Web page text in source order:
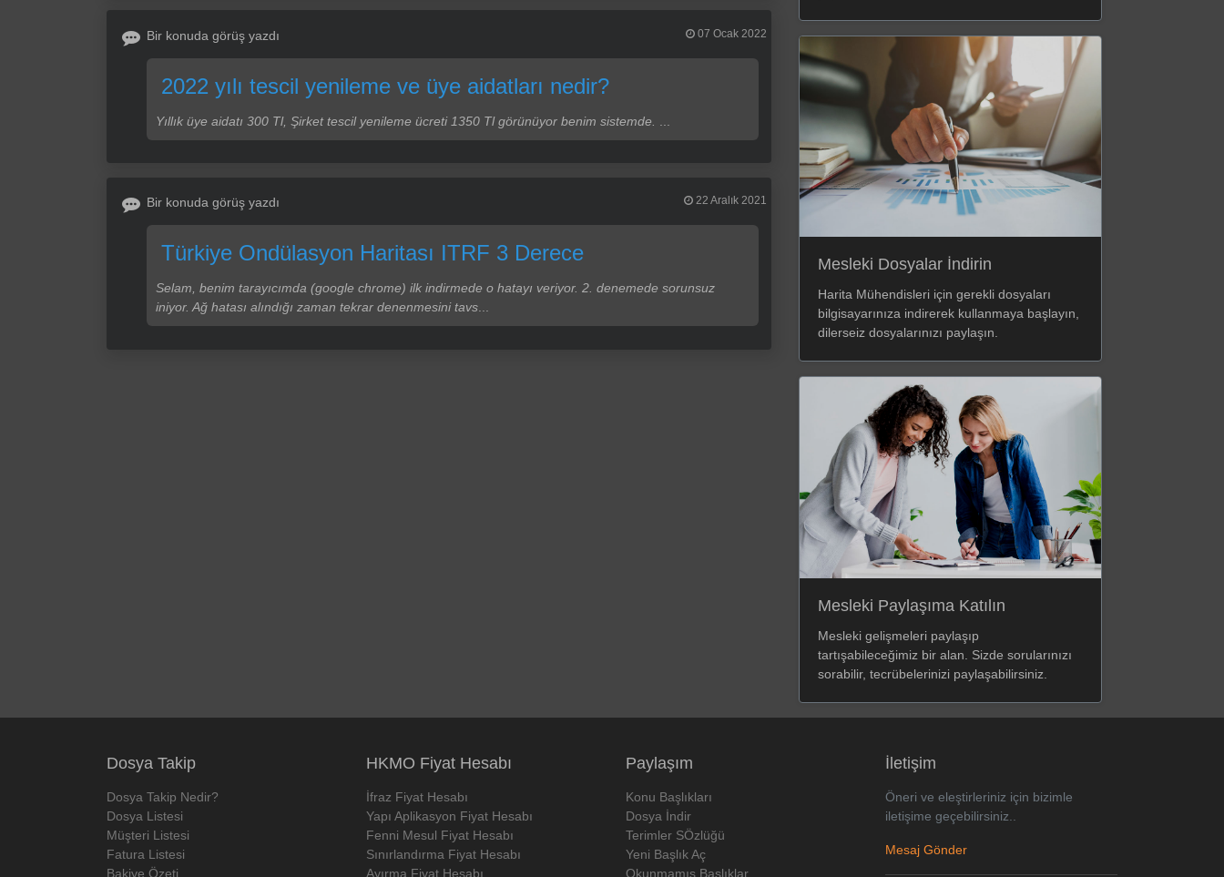
07 Ocak 2022
Bir konuda görüş yazdı
2022 yılı tescil yenileme ve üye aidatları nedir?
Yıllık üye aidatı 300 Tl, Şirket tescil yenileme ücreti 1350 Tl görünüyor benim sistemde.
22 Aralık 2021
Bir konuda görüş yazdı
Türkiye Ondülasyon Haritası ITRF 3 Derece
Selam, benim tarayıcımda (google chrome) ilk indirmede o hatayı veriyor. 2. denemede sorunsuz
iniyor. Ağ hatası alındığı zaman tekrar denenmesini tavs...
Mesleki Dosyalar İndirin
Harita Mühendisleri için gerekli dosyaları
bilgisayarınıza indirerek kullanmaya başlayın,
dilerseiz dosyalarınızı paylaşın.
Mesleki Paylaşıma Katılın
Mesleki gelişmeleri paylaşıp
tartışabileceğimiz bir alan. Sizde sorularınızı
sorabilir, tecrübelerinizi paylaşabilirsiniz.
Dosya Takip
Dosya Takip Nedir?
Dosya Listesi
Müşteri Listesi
Fatura Listesi
Bakiye Özeti
HKMO Fiyat Hesabı
İfraz Fiyat Hesabı
Yapı Aplikasyon Fiyat Hesabı
Fenni Mesul Fiyat Hesabı
Sınırlandırma Fiyat Hesabı
Ayırma Fiyat Hesabı
Paylaşım
Konu Başlıkları
Dosya İndir
Terimler SÖzlüğü
Yeni Başlık Aç
Okunmamış Başlıklar
İletişim
Öneri ve eleştirleriniz için bizimle
iletişime geçebilirsiniz..
Mesaj Gönder